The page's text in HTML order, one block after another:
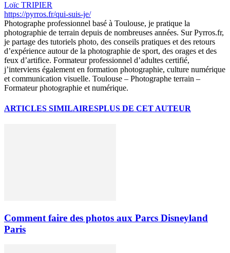
Loïc TRIPIER
https://pyrros.fr/qui-suis-je/
Photographe professionnel basé à Toulouse, je pratique la
photographie de terrain depuis de nombreuses années. Sur Pyrros.fr,
je partage des tutoriels photo, des conseils pratiques et des retours
d’expérience autour de la photographie de sport, des orages et des
feux d’artifice. Formateur professionnel d’adultes certifié,
j’interviens également en formation photographie, culture numérique
et communication visuelle. Toulouse – Photographe terrain –
Formateur photographie et numérique.
ARTICLES SIMILAIRESPLUS DE CET AUTEUR
Comment faire des photos aux Parcs Disneyland
Paris